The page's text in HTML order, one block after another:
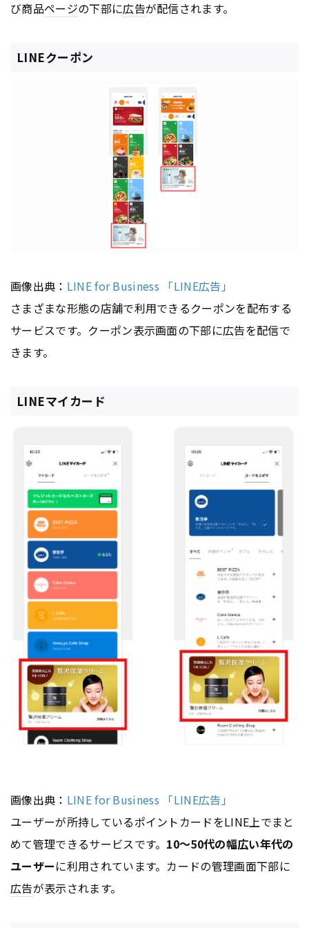
び商品ページの下部に広告が配信されます。
LINEクーポン
画像出典： LINE for Business 「LINE広告」
さまざまな形態の店舗で利用できるクーポンを配布する
サービスです。クーポン表示画面の下部に広告を配信で
きます。
LINEマイカード
画像出典： LINE for Business 「LINE広告」
ユーザーが所持しているポイントカードをLINE上でまと
めて管理できるサービスです。 10～50代の幅広い年代の
ユーザーに利用されています。カードの管理画面下部に
広告が表示されます。